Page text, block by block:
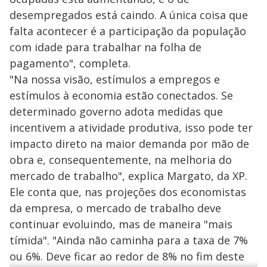
desempregados está caindo. A única coisa que
falta acontecer é a participação da população
com idade para trabalhar na folha de
pagamento", completa.
"Na nossa visão, estímulos a empregos e
estímulos à economia estão conectados. Se
determinado governo adota medidas que
incentivem a atividade produtiva, isso pode ter
impacto direto na maior demanda por mão de
obra e, consequentemente, na melhoria do
mercado de trabalho", explica Margato, da XP.
Ele conta que, nas projeções dos economistas
da empresa, o mercado de trabalho deve
continuar evoluindo, mas de maneira "mais
tímida". "Ainda não caminha para a taxa de 7%
ou 6%. Deve ficar ao redor de 8% no fim deste